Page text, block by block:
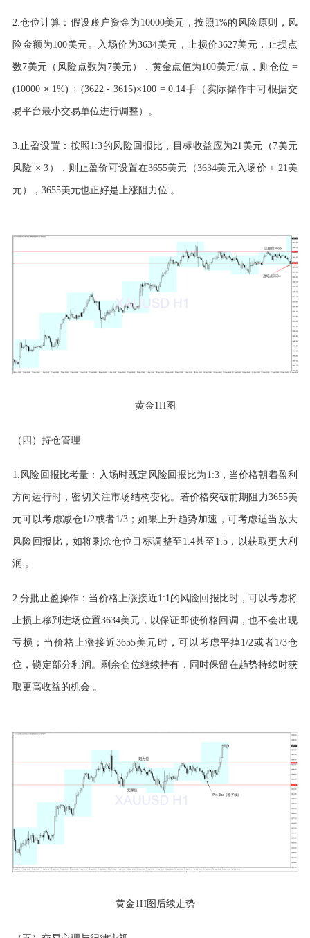
2.仓位计算：假设账户资金为10000美元，按照1%的风险原则，风
险金额为100美元。入场价为3634美元，止损价3627美元，止损点
数7美元（风险点数为7美元），黄金点值为100美元/点，则仓位 =
(10000 × 1%)÷ (3622 - 3615)×100 = 0.14手（实际操作中可根据交
易平台最小交易单位进行调整）。
3.止盈设置：按照1:3的风险回报比，目标收益应为21美元（7美元
风险 × 3），则止盈价可设置在3655美元（3634美元入场价 + 21美
元），3655美元也正好是上涨阻力位 。
黄金1H图
（四）持仓管理
1.风险回报比考量：入场时既定风险回报比为1:3，当价格朝着盈利
方向运行时，密切关注市场结构变化。若价格突破前期阻力3655美
元可以考虑减仓1/2或者1/3；如果上升趋势加速，可考虑适当放大
风险回报比，如将剩余仓位目标调整至1:4甚至1:5，以获取更大利
润 。
2.分批止盈操作：当价格上涨接近1:1的风险回报比时，可以考虑将
止损上移到进场位置3634美元，以保证即使价格回调，也不会出现
亏损；当价格上涨接近3655美元时，可以考虑平掉1/2或者1/3仓
位，锁定部分利润。剩余仓位继续持有，同时保留在趋势持续时获
取更高收益的机会 。
黄金1H图后续走势